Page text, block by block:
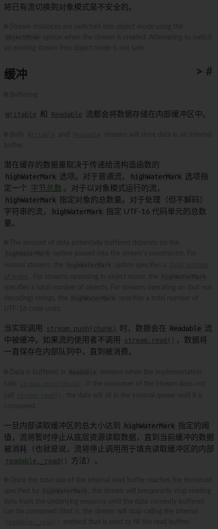
将已有流切换到对象模式是不安全的。
缓冲 #
>
>
>
>
>
>
>
>
>
>
Writable 和 Readable 流都会将数据存储在内部缓冲区中。
潜在缓存的数据量取决于传递给流构造函数的
highWaterMark 选项。对于普通流， highWaterMark 选项指
定一个 字节总数 。对于以对象模式运行的流，
highWaterMark 指定对象的总数量。对于处理（但不解码）
字符串的流，
highWaterMark 指定 UTF-16 代码单元的总数
量。
当实现调用 stream.push(chunk) 时，数据会在 Readable 流
中被缓冲。如果流的使用者不调用
stream.read() ，数据将
一直保存在内部队列中，直到被消费。
一旦内部读取缓冲区的总大小达到 highWaterMark 指定的阈
值，流将暂时停止从底层资源读取数据，直到当前缓冲的数据
被消耗（也就是说，流将停止调用用于填充读取缓冲区的内部
readable._read()
方法）。